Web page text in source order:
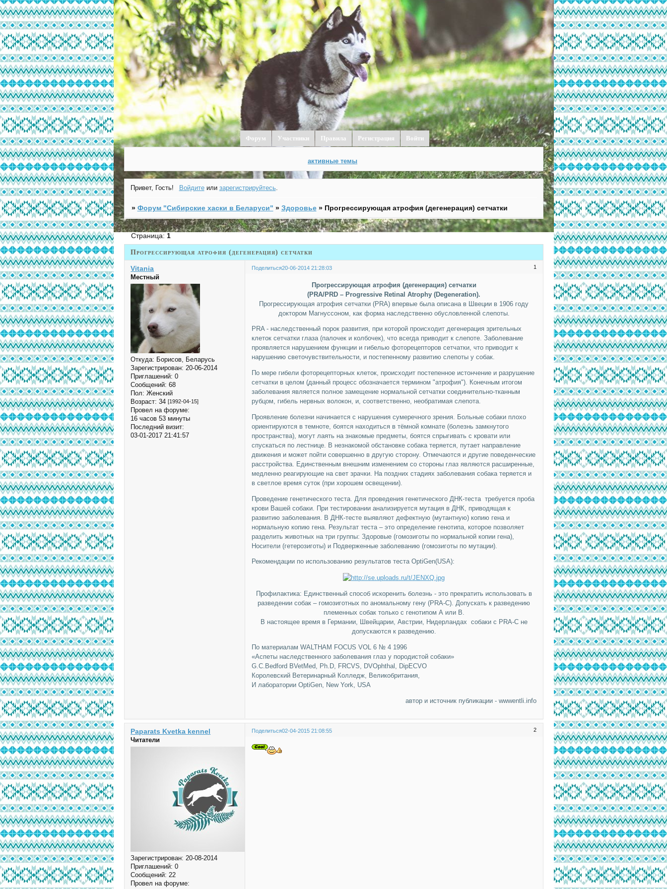
Форум Участники Правила Регистрация Войти
активные темы
Привет, Гость! Войдитеили зарегистрируйтесь.
» Форум "Cибирские хаски в Беларуси" » Здоровье » Прогрессирующая атрофия (дегенерация) сетчатки
Прогрессирующая атрофия (дегенерация) сетчатки
Страница: 1
Поделиться 1
20-06-2014 21:28:03
Vitania
Местный
Откуда: Борисов, Беларусь
Зарегистрирован: 20-06-2014
Приглашений: 0
Сообщений: 68
Пол: Женский
Возраст: 34[1992-04-15]
Провел на форуме:
16 часов 53 минуты
Последний визит:
03-01-2017 21:41:57
Прогрессирующая атрофия (дегенерация) сетчатки
(PRA/PRD – Progressive Retinal Atrophy (Degeneration).
Прогрессирующая атрофия сетчатки (PRA) впервые была описана в Швеции в 1906 году
доктором Магнуссоном, как форма наследственно обусловленной слепоты.
PRA - наследственный порок развития, при которой происходит дегенерация зрительных
клеток сетчатки глаза (палочек и колбочек), что всегда приводит к слепоте. Заболевание
проявляется нарушением функции и гибелью фоторецепторов сетчатки, что приводит к
нарушению светочувствительности, и постепенному развитию слепоты у собак.
По мере гибели фоторецепторных клеток, происходит постепенное истончение и разрушение
сетчатки в целом (данный процесс обозначается термином "атрофия"). Конечным итогом
заболевания является полное замещение нормальной сетчатки соединительно-тканным
рубцом, гибель нервных волокон, и, соответственно, необратимая слепота.
Проявление болезни начинается с нарушения сумеречного зрения. Больные собаки плохо
ориентируются в темноте, боятся находиться в тёмной комнате (болезнь замкнутого
пространства), могут лаять на знакомые предметы, боятся спрыгивать с кровати или
спускаться по лестнице. В незнакомой обстановке собака теряется, путает направление
движения и может пойти совершенно в другую сторону. Отмечаются и другие поведенческие
расстройства. Единственным внешним изменением со стороны глаз являются расширенные,
медленно реагирующие на свет зрачки. На поздних стадиях заболевания собака теряется и
в светлое время суток (при хорошем освещении).
Проведение генетического теста. Для проведения генетического ДНК-теста требуется проба
крови Вашей собаки. При тестировании анализируется мутация в ДНК, приводящая к
развитию заболевания. В ДНК-тесте выявляют дефектную (мутантную) копию гена и
нормальную копию гена. Результат теста – это определение генотипа, которое позволяет
разделить животных на три группы: Здоровые (гомозиготы по нормальной копии гена),
Носители (гетерозиготы) и Подверженные заболеванию (гомозиготы по мутации).
Рекомендации по использованию результатов теста OptiGen(USA):
Профилактика: Единственный способ искоренить болезнь - это прекратить использовать в
разведении собак – гомозиготных по аномальному гену (PRA-C). Допускать к разведению
племенных собак только с генотипом А или B.
В настоящее время в Германии, Швейцарии, Австрии, Нидерландах собаки с PRA-C не
допускаются к разведению.
По материалам WALTHAM FOCUS VOL 6 № 4 1996
«Аспеты наследственного заболевания глаз у породистой собаки»
G.C.Bedford BVetMed, Ph.D, FRCVS, DVOphthal, DipECVO
Королевский Ветеринарный Колледж, Великобритания,
И лаборатории OptiGen, New York, USA
автор и источник публикации - wwwentli.info
Поделиться 2
02-04-2015 21:08:55
Paparats Kvetka kennel
Читатели
Зарегистрирован: 20-08-2014
Приглашений: 0
Сообщений: 22
Провел на форуме: